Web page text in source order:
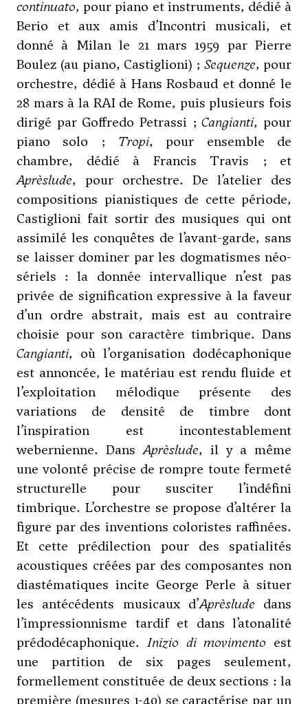
continuato, pour piano et instruments, dédié à
Berio et aux amis d’Incontri musicali, et
donné à Milan le 21 mars 1959 par Pierre
Boulez (au piano, Castiglioni) ; Sequenze, pour
orchestre, dédié à Hans Rosbaud et donné le
28 mars à la RAI de Rome, puis plusieurs fois
dirigé par Goffredo Petrassi ;Cangianti, pour
piano solo ; Tropi, pour ensemble de
chambre, dédié à Francis Travis ; et
Aprèslude, pour orchestre. De l’atelier des
compositions pianistiques de cette période,
Castiglioni fait sortir des musiques qui ont
assimilé les conquêtes de l’avant-garde, sans
se laisser dominer par les dogmatismes néo-
sériels : la donnée intervallique n’est pas
privée de signification expressive à la faveur
d’un ordre abstrait, mais est au contraire
choisie pour son caractère timbrique. Dans
Cangianti, où l’organisation dodécaphonique
est annoncée, le matériau est rendu fluide et
l’exploitation mélodique présente des
variations de densité de timbre dont
l’inspiration est incontestablement
webernienne. DansAprèslude, il y a même
une volonté précise de rompre toute fermeté
structurelle pour susciter l’indéfini
timbrique. L’orchestre se propose d’altérer la
figure par des inventions coloristes raffinées.
Et cette prédilection pour des spatialités
acoustiques créées par des composantes non
diastématiques incite George Perle à situer
les antécédents musicaux d’Aprèslude dans
l’impressionnisme tardif et dans l’atonalité
prédodécaphonique. Inizio di movimento est
une partition de six pages seulement,
formellement constituée de deux sections : la
première (mesures 1-40) se caractérise par un